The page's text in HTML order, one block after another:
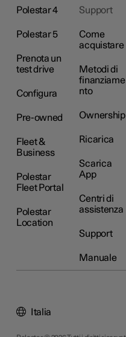
Polestar 4
Polestar 5
Prenota un
test drive
Configura
Pre-owned
Fleet &
Business
Polestar
Fleet Portal
Polestar
Location
Support
Come
acquistare
Metodi di
finanziame
nto
Ownership
Ricarica
Scarica
App
Centri di
assistenza
Support
Manuale
Italia